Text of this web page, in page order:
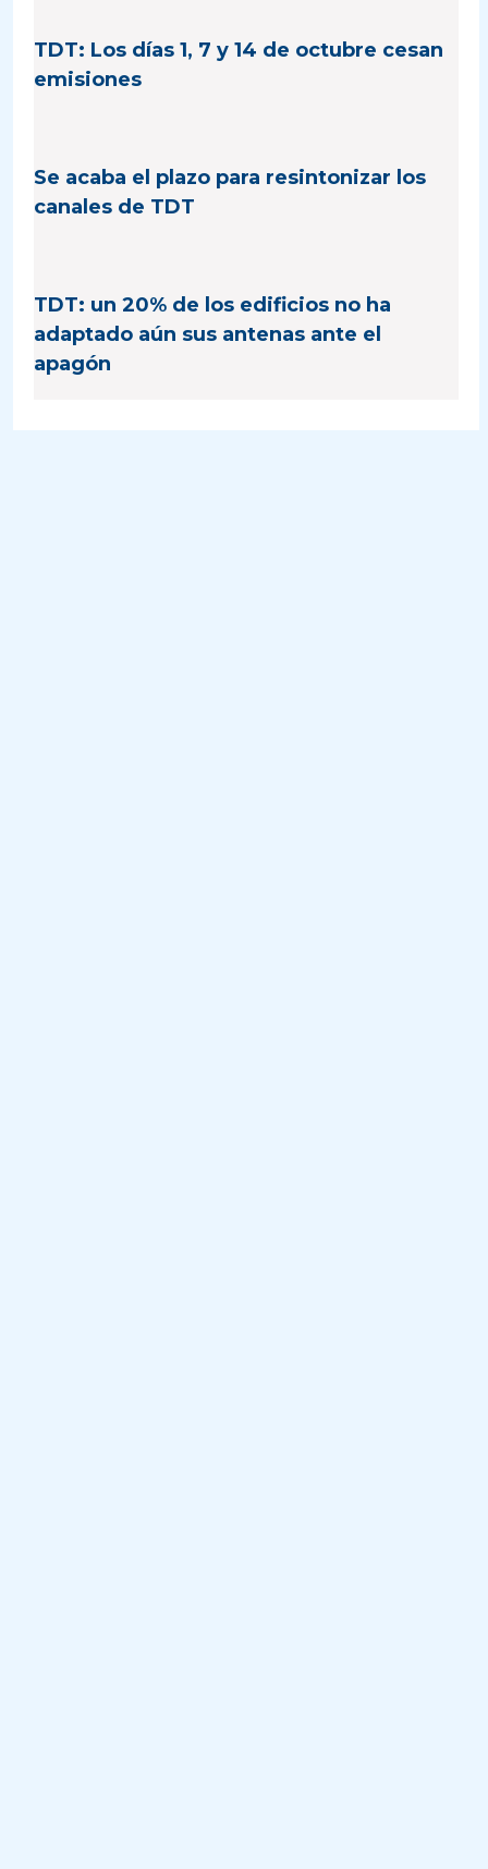
TDT: Los días 1, 7 y 14 de octubre cesan
emisiones
Se acaba el plazo para resintonizar los
canales de TDT
TDT: un 20% de los edificios no ha
adaptado aún sus antenas ante el
apagón